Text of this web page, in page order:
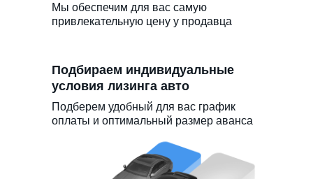
Подбираем индивидуальные
условия лизинга авто
Подберем удобный для вас график
оплаты и оптимальный размер аванса
Мы обеспечим для вас самую
привлекательную цену у продавца